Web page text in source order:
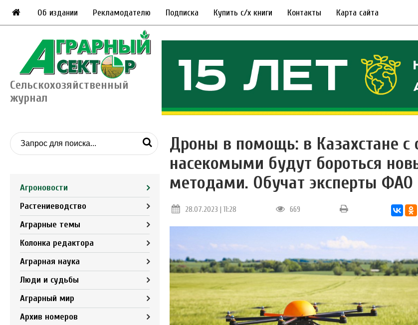
Об издании Рекламодателю Подписка Купить с/х книги Контакты Карта сайта
Сельскохозяйственный
журнал
Агроновости
Растениеводство
Аграрные темы
Колонка редактора
Аграрная наука
Люди и судьбы
Аграрный мир
Архив номеров
Дроны в помощь: в Казахстане с
насекомыми будут бороться
методами. Обучат эксперты ФАО
28.07.2023 | 11:28 669